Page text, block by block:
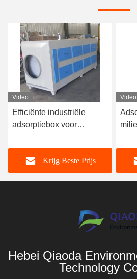
Video
Efficiënte industriële
adsorptiebox voor
afvalgasbehandeling /
kleine adsorptiekamer
voor geactiveerde koolstof
Krijg Beste Prijs
Video
Hebei Qiaoda
Technology